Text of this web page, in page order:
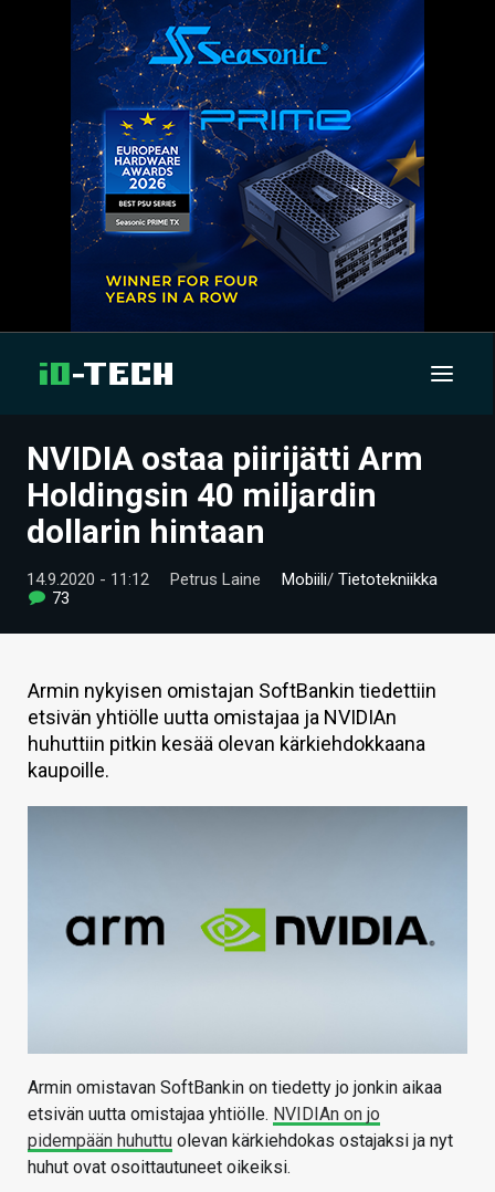
UUTISET
ARTIKKELIT
VIDEOT
HINTA.FI
KAUPPA
VAIHDA TEEMA
HAKU
NVIDIA ostaa piirijätti Arm
Holdingsin 40 miljardin
dollarin hintaan
14.9.2020 - 11:12 Petrus Laine Mobiili/ Tietotekniikka
73
Armin nykyisen omistajan SoftBankin tiedettiin
etsivän yhtiölle uutta omistajaa ja NVIDIAn
huhuttiin pitkin kesää olevan kärkiehdokkaana
kaupoille.
Armin omistavan SoftBankin on tiedetty jo jonkin aikaa
etsivän uutta omistajaa yhtiölle. NVIDIAn on jo
pidempään huhuttu olevan kärkiehdokas ostajaksi ja nyt
huhut ovat osoittautuneet oikeiksi.